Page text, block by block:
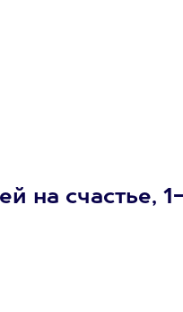
на счастье,